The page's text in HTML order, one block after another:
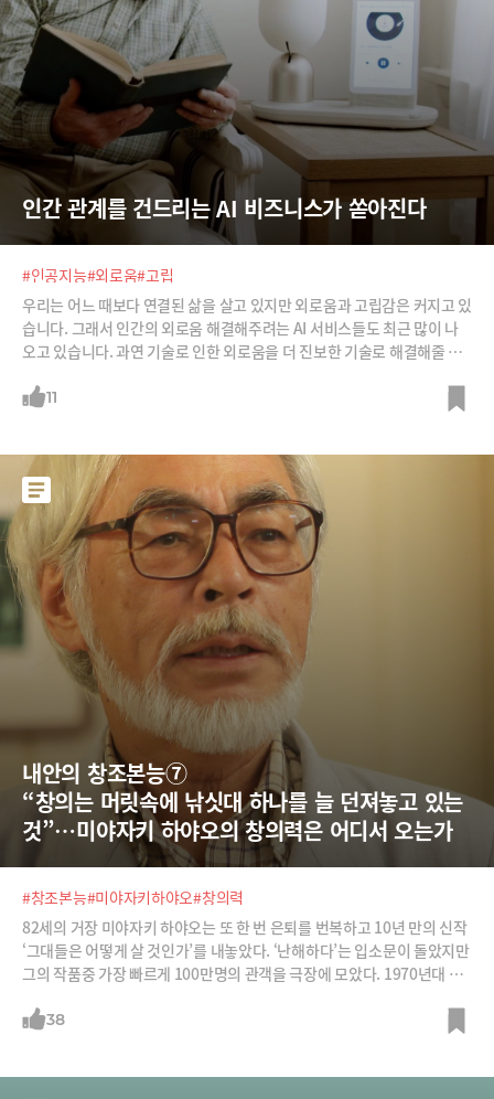
인간 관계를 건드리는 AI 비즈니스가 쏟아진다
#인공지능#외로움#고립
우리는 어느 때보다 연결된 삶을 살고 있지만 외로움과 고립감은 커지고 있
습니다. 그래서 인간의 외로움 해결해주려는 AI 서비스들도 최근 많이 나
오고 있습니다. 과연 기술로 인한 외로움을 더 진보한 기술로 해결해줄 수
11
내안의 창조본능⑦
“창의는 머릿속에 낚싯대 하나를 늘 던져놓고 있는
것”…미야자키 하야오의 창의력은 어디서 오는가
#창조본능#미야자키하야오#창의력
82세의 거장 미야자키 하야오는 또 한 번 은퇴를 번복하고 10년 만의 신작
‘그대들은 어떻게 살 것인가’를 내놓았다. ‘난해하다’는 입소문이 돌았지만
그의 작품중 가장 빠르게 100만명의 관객을 극장에 모았다. 1970년대 말
된 그는 누구도 상상하지 못할 미지의 세계를 담은 아름다운 그림으로 사람
38